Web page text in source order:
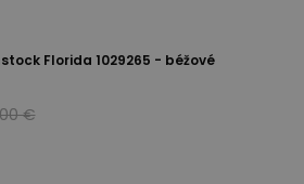
Florida 1029265 - béžové
€